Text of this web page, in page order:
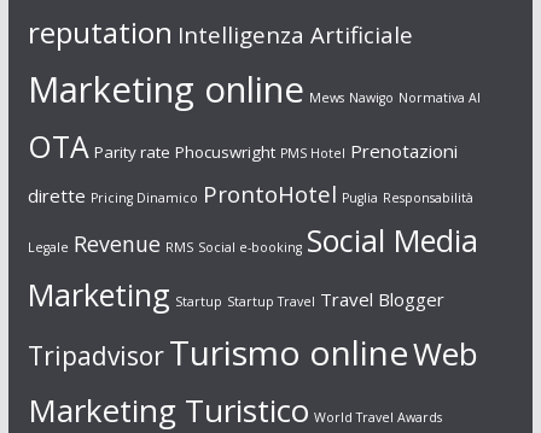
reputation Intelligenza Artificiale
Marketing online Mews Nawigo Normativa AI
OTA Parity rate Phocuswright PMS Hotel Prenotazioni
dirette Pricing Dinamico ProntoHotel Puglia Responsabilità
Legale Revenue RMS Social e-booking Social Media
Marketing Startup Startup Travel Travel Blogger
TripadvisorTurismo onlineWeb
Marketing Turistico World Travel Awards